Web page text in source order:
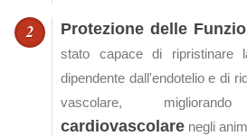
Protezione delle
stato capace di ripristinare
dipendente dall'endotelio e di
vascolare,
cardiovascolare negli